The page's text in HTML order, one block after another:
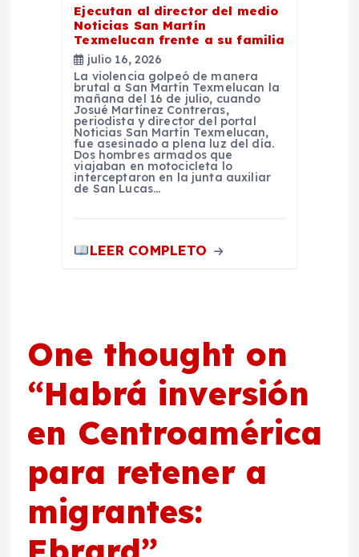
Ejecutan al director del medio
Noticias San Martín
Texmelucan frente a su familia
julio 16, 2026
La violencia golpeó de manera
brutal a San Martín Texmelucan la
mañana del 16 de julio, cuando
Josué Martínez Contreras,
periodista y director del portal
Noticias San Martín Texmelucan,
fue asesinado a plena luz del día.
Dos hombres armados que
viajaban en motocicleta lo
interceptaron en la junta auxiliar
de San Lucas…
LEER COMPLETO
One thought on
“Habrá inversión
en Centroamérica
para retener a
migrantes: